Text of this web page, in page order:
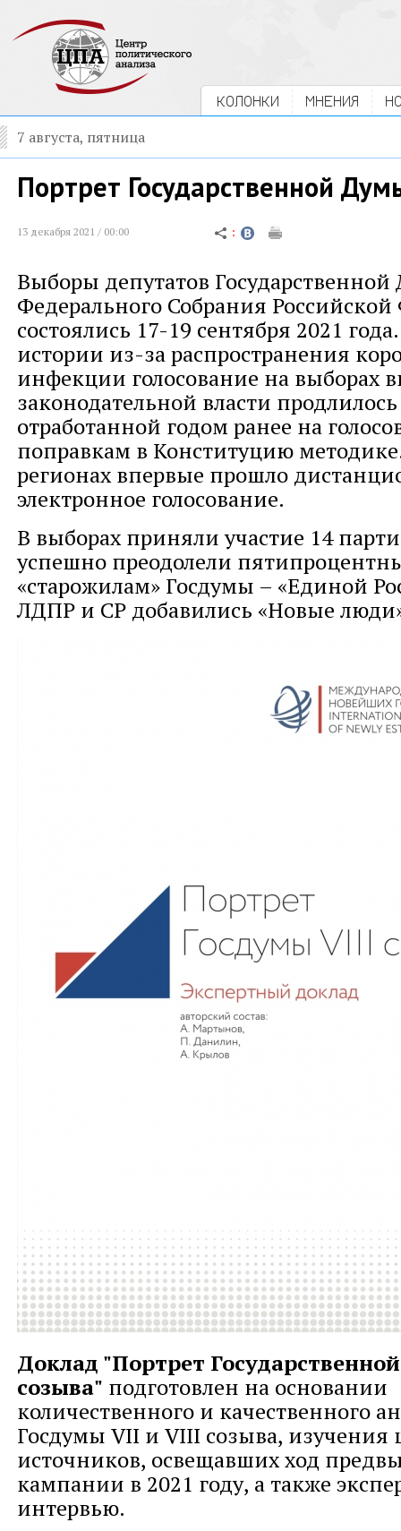
КОЛОНКИ МНЕНИЯ
7 августа, пятница
Портрет Государственной
13 декабря 2021 / 00:00
Выборы депутатов
Федерального Собрания
состоялись 17-19 сентября 2021
истории из-за распространения
инфекции голосование на выборах
законодательной власти
отработанной годом ранее на
поправкам в Конституцию
регионах впервые прошло
электронное голосование.
В выборах приняли участие 14
успешно преодолели
«старожилам» Госдумы – «Единой
ЛДПР и СР добавились «Новые
Доклад "Портрет
созыва" подготовлен на основании
количественного и качественного
Госдумы VII и VIII созыва, изучения
источников, освещавших ход
кампании в 2021 году, а также
интервью.